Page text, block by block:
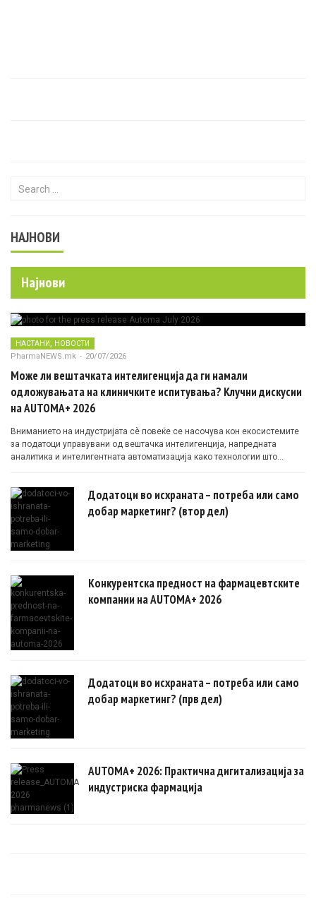
Search for:
НАЈНОВИ
Најнови
НАСТАНИ, НОВОСТИ
PharmaNEWS.mk - 20/07/2026
Може ли вештачката интелигенција да ги намали
одложувањата на клиничките испитувања? Клучни дискусии
на AUTOMA+ 2026
Вниманието на индустријата сè повеќе се насочува кон екосистемите
за податоци управувани од вештачка интелигенција, напредната
аналитика и интелигентната автоматизација како технологии што
Додатоци во исхраната – потреба или само
добар маркетинг? (втор дел)
Конкурентска предност на фармацевтските
компании на AUTOMA+ 2026
Додатоци во исхраната – потреба или само
добар маркетинг? (прв дел)
AUTOMA+ 2026: Практична дигитализација за
индустриска фармација